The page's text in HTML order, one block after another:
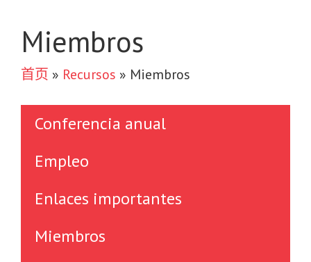
Miembros
首页 » Recursos » Miembros
Conferencia anual
Empleo
Enlaces importantes
Miembros